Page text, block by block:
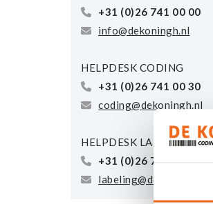
+31 (0)26 741 00 00
info@dekoningh.nl
HELPDESK CODING
+31 (0)26 741 00 30
coding@dekoningh.nl
HELPDESK LABELING
+31 (0)26 741 00 40
labeling@dekoningh.nl